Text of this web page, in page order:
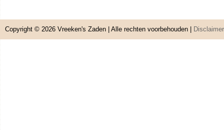
Copyright © 2026 Vreeken's Zaden | Alle rechten voorbehouden | Disclaimer